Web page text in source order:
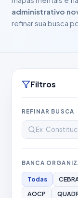
administrativo
refinar sua busca
Filtros
REFINAR BUSCA
BANCA
Todas
AOCP